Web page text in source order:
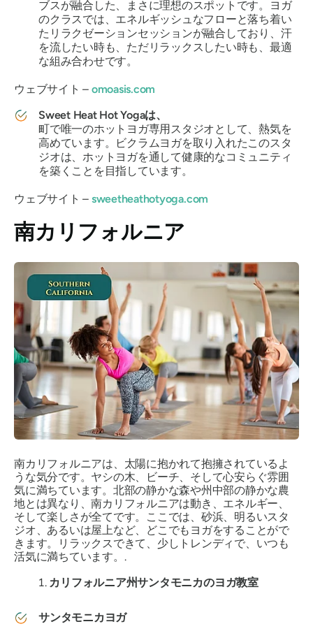
ブスが融合した、まさに理想のスポットです。ヨガ
のクラスでは、エネルギッシュなフローと落ち着い
たリラクゼーションセッションが融合しており、汗
を流したい時も、ただリラックスしたい時も、最適
な組み合わせです。
ウェブサイト – omoasis.com
Sweet Heat Hot Yogaは、
町で唯一のホットヨガ専用スタジオとして、熱気を
高めています。ビクラムヨガを取り入れたこのスタ
ジオは、ホットヨガを通して健康的なコミュニティ
を築くことを目指しています。
ウェブサイト – sweetheathotyoga.com
南カリフォルニア
南カリフォルニアは、太陽に抱かれて抱擁されているよ
うな気分です。ヤシの木、ビーチ、そして心安らぐ雰囲
気に満ちています。北部の静かな森や州中部の静かな農
地とは異なり、南カリフォルニアは動き、エネルギー、
そして楽しさが全てです。ここでは、砂浜、明るいスタ
ジオ、あるいは屋上など、どこでもヨガをすることがで
きます。リラックスできて、少しトレンディで、いつも
活気に満ちています。.
カリフォルニア州サンタモニカのヨガ教室
サンタモニカヨガ